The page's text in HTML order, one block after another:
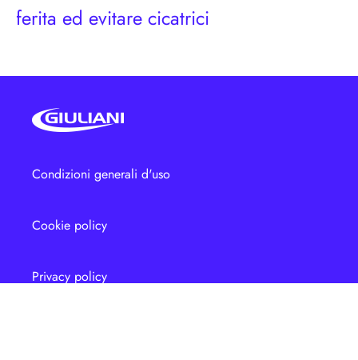
ferita ed evitare cicatrici
Condizioni generali d'uso
Cookie policy
Privacy policy